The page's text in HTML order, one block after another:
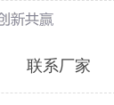
联系厂家